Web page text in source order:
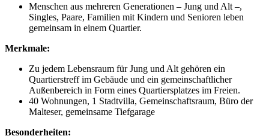
Menschen aus mehreren Generationen – Jung und Alt –,
Singles, Paare, Familien mit Kindern und Senioren leben
gemeinsam in einem Quartier.
Merkmale:
Zu jedem Lebensraum für Jung und Alt gehören ein
Quartierstreff im Gebäude und ein gemeinschaftlicher
Außenbereich in Form eines Quartiersplatzes im Freien.
40 Wohnungen, 1 Stadtvilla, Gemeinschaftsraum, Büro der
Malteser, gemeinsame Tiefgarage
Besonderheiten: